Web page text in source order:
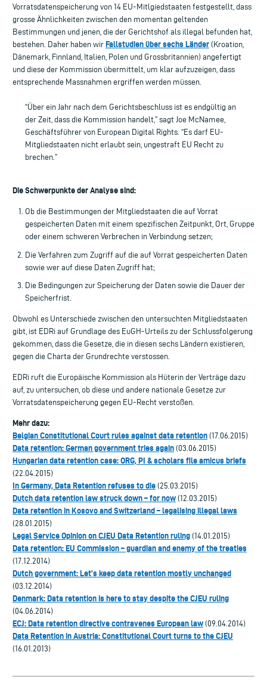
Vorratsdatenspeicherung von 14 EU-Mitlgiedstaaten festgestellt, dass
grosse Ähnlichkeiten zwischen den momentan geltenden
Bestimmungen und jenen, die der Gerichtshof als illegal befunden hat,
bestehen. Daher haben wir Fallstudien über sechs Länder (Kroation,
Dänemark, Finnland, Italien, Polen und Grossbritannien) angefertigt
und diese der Kommission übermittelt, um klar aufzuzeigen, dass
entsprechende Massnahmen ergriffen werden müssen.
“Über ein Jahr nach dem Gerichtsbeschluss ist es endgültig an
der Zeit, dass die Kommission handelt,” sagt Joe McNamee,
Geschäftsführer von European Digital Rights. “Es darf EU-
Mitgliedstaaten nicht erlaubt sein, ungestraft EU Recht zu
brechen.”
Die Schwerpunkte der Analyse sind:
Ob die Bestimmungen der Mitgliedstaaten die auf Vorrat
gespeicherten Daten mit einem spezifischen Zeitpunkt, Ort, Gruppe
oder einem schweren Verbrechen in Verbindung setzen;
Die Verfahren zum Zugriff auf die auf Vorrat gespeicherten Daten
sowie wer auf diese Daten Zugriff hat;
Die Bedingungen zur Speicherung der Daten sowie die Dauer der
Speicherfrist.
Obwohl es Unterschiede zwischen den untersuchten Mitgliedstaaten
gibt, ist EDRi auf Grundlage des EuGH-Urteils zu der Schlussfolgerung
gekommen, dass die Gesetze, die in diesen sechs Ländern existieren,
gegen die Charta der Grundrechte verstossen.
EDRi ruft die Europäische Kommission als Hüterin der Verträge dazu
auf, zu untersuchen, ob diese und andere nationale Gesetze zur
Vorratsdatenspeicherung gegen EU-Recht verstoßen.
Mehr dazu:
Belgian Constitutional Court rules against data retention (17.06.2015)
Data retention: German government tries again (03.06.2015)
Hungarian data retention case: ORG, PI & scholars file amicus briefs
(22.04.2015)
In Germany, Data Retention refuses to die (25.03.2015)
Dutch data retention law struck down – for now (12.03.2015)
Data retention in Kosovo and Switzerland – legalising illegal laws
(28.01.2015)
Legal Service Opinion on CJEU Data Retention ruling (14.01.2015)
Data retention: EU Commission – guardian and enemy of the treaties
(17.12.2014)
Dutch government: Let’s keep data retention mostly unchanged
(03.12.2014)
Denmark: Data retention is here to stay despite the CJEU ruling
(04.06.2014)
ECJ: Data retention directive contravenes European law (09.04.2014)
Data Retention in Austria: Constitutional Court turns to the CJEU
(16.01.2013)